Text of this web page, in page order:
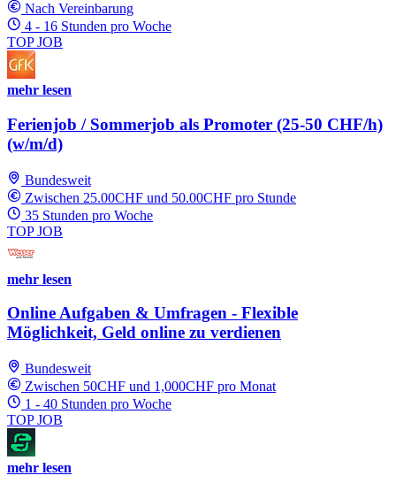
Nach Vereinbarung
4 - 16 Stunden pro Woche
TOP JOB
mehr lesen
Ferienjob / Sommerjob als Promoter (25-50 CHF/h)
(w/m/d)
Bundesweit
Zwischen 25.00CHF und 50.00CHF pro Stunde
35 Stunden pro Woche
TOP JOB
mehr lesen
Online Aufgaben & Umfragen - Flexible
Möglichkeit, Geld online zu verdienen
Bundesweit
Zwischen 50CHF und 1,000CHF pro Monat
1 - 40 Stunden pro Woche
TOP JOB
mehr lesen